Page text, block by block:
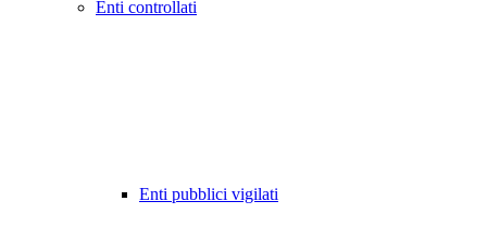
Enti controllati
Enti pubblici vigilati